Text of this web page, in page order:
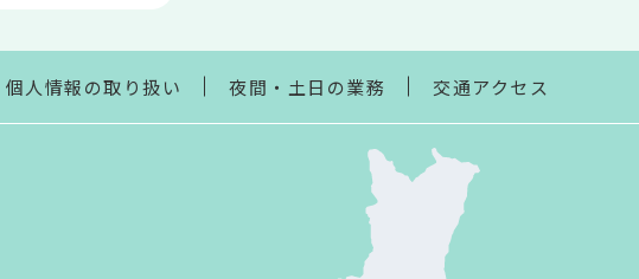
個人情報の取り扱い 夜間・土日の業務 交通アクセス